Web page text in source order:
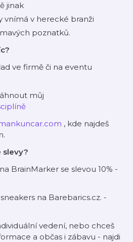
jinak
vnímá v herecké branži
poznatků.
ve firmě či na eventu
můj
, kde najdeš
slevy?
BrainMarker se slevou 10% -
na Barebarics.cz. -
vedení, nebo chceš
a občas i zábavu - najdi